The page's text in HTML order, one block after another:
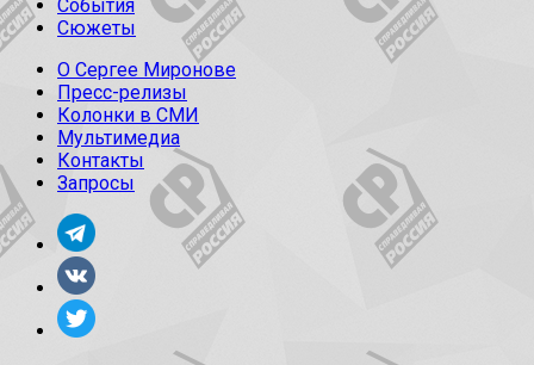
События
Сюжеты
О Сергее Миронове
Пресс-релизы
Колонки в СМИ
Мультимедиа
Контакты
Запросы